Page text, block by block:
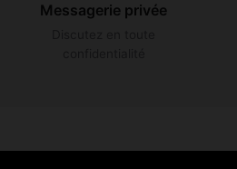
Messagerie privée